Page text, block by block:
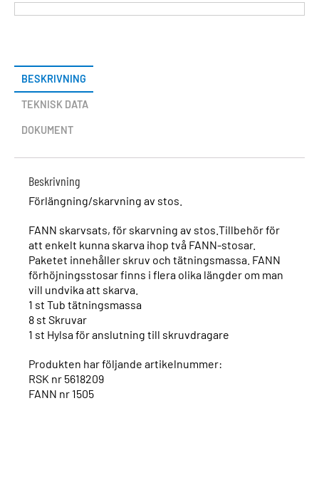
BESKRIVNING
TEKNISK DATA
DOKUMENT
Beskrivning
Förlängning/skarvning av stos.
FANN skarvsats, för skarvning av stos.Tillbehör för
att enkelt kunna skarva ihop två FANN-stosar.
Paketet innehåller skruv och tätningsmassa. FANN
förhöjningsstosar finns i flera olika längder om man
vill undvika att skarva.
1 st Tub tätningsmassa
8 st Skruvar
1 st Hylsa för anslutning till skruvdragare
Produkten har följande artikelnummer:
RSK nr 5618209
FANN nr 1505